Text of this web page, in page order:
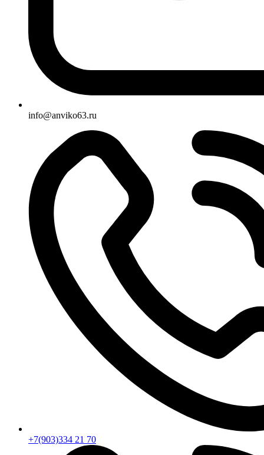
info@anviko63.ru
+7(903)334 21 70